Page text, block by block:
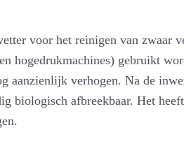
voor het reinigen van zwaar
hogedrukmachines) gebruikt
aanzienlijk verhogen. Na de
biologisch afbreekbaar. Het